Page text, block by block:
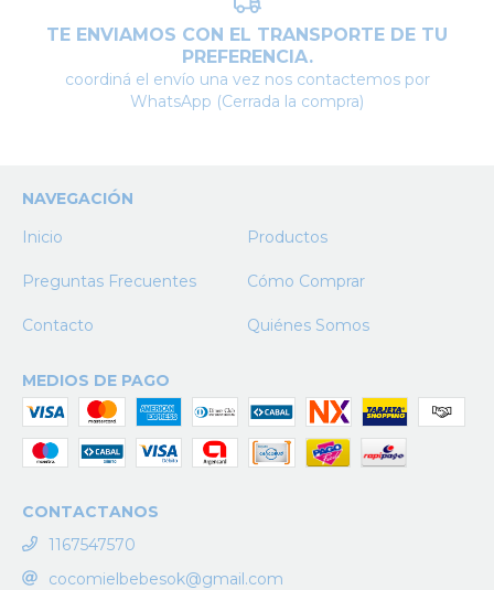
TE ENVIAMOS CON EL TRANSPORTE DE TU
PREFERENCIA.
coordiná el envío una vez nos contactemos por
WhatsApp (Cerrada la compra)
NAVEGACIÓN
Inicio
Productos
Preguntas Frecuentes Cómo Comprar
Contacto Quiénes Somos
MEDIOS DE PAGO
CONTACTANOS
1167547570
cocomielbebesok@gmail.com